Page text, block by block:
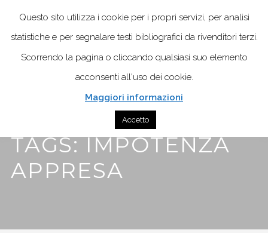
TAGS: IMPOTENZA
APPRESA
Questo sito utilizza i cookie per i propri servizi, per analisi
statistiche e per segnalare testi bibliografici da rivenditori terzi.
Scorrendo la pagina o cliccando qualsiasi suo elemento
acconsenti all'uso dei cookie.
Maggiori informazioni
Accetto